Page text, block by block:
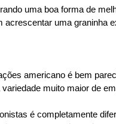
uma boa forma de
uma graninha
americano é bem
muito maior de
é completamente